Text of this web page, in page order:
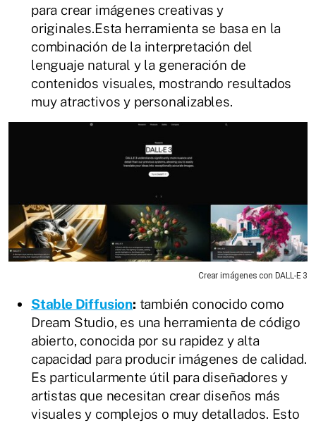
para crear imágenes creativas y
originales.Esta herramienta se basa en la
combinación de la interpretación del
lenguaje natural y la generación de
contenidos visuales, mostrando resultados
muy atractivos y personalizables.
Crear imágenes con DALL-E 3
Stable Diffusion: también conocido como
Dream Studio, es una herramienta de código
abierto, conocida por su rapidez y alta
capacidad para producir imágenes de calidad.
Es particularmente útil para diseñadores y
artistas que necesitan crear diseños más
visuales y complejos o muy detallados. Esto